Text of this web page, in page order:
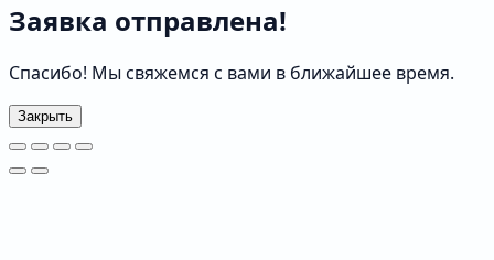
Заявка отправлена!
Спасибо! Мы свяжемся с вами в ближайшее время.
Закрыть